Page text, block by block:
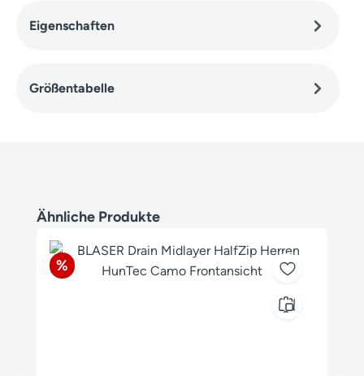
Eigenschaften
Größentabelle
Produktgalerie überspringen
Ähnliche Produkte
Rabatt
%